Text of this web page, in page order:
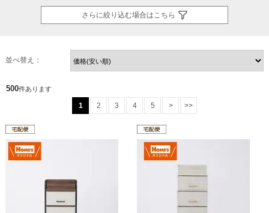
さらに絞り込む場合はこちら
並べ替え：
500件あります
1 2 3 4 5 > >>